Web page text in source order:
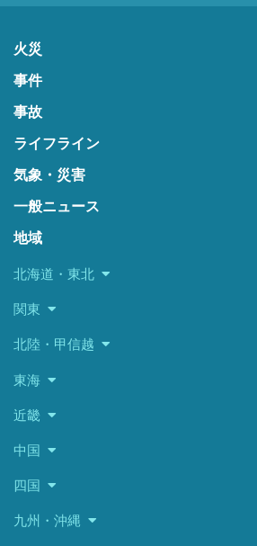
火災
事件
事故
ライフライン
気象・災害
一般ニュース
地域
北海道・東北
関東
北陸・甲信越
東海
近畿
中国
四国
九州・沖縄